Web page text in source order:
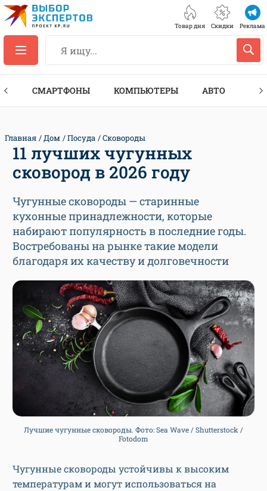
Товар дня Скидки Реклама
СМАРТФОНЫ КОМПЬЮТЕРЫ АВТО
Главная Дом Посуда Сковороды
11 лучших чугунных
сковород в 2026 году
Чугунные сковороды — старинные
кухонные принадлежности, которые
набирают популярность в последние годы.
Востребованы на рынке такие модели
благодаря их качеству и долговечности
Лучшие чугунные сковороды. Фото: Sea Wave / Shutterstock /
Fotodom
Чугунные сковороды устойчивы к высоким
температурам и могут использоваться на